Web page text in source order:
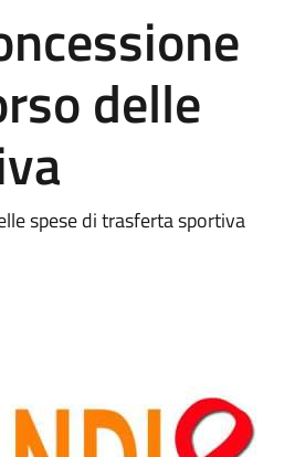
delle
spese di trasferta sportiva